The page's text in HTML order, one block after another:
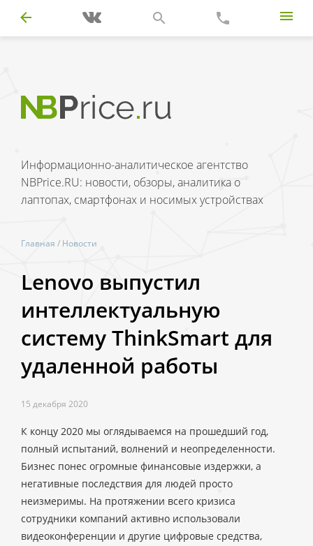
Информационно-аналитическое агентство
NBPrice.RU: новости, обзоры, аналитика о
лаптопах, смартфонах и носимых устройствах
Главная / Новости
Lenovo выпустил
интеллектуальную
систему ThinkSmart для
удаленной работы
15 декабря 2020
К концу 2020 мы оглядываемся на прошедший год,
полный испытаний, волнений и неопределенности.
Бизнес понес огромные финансовые издержки, а
негативные последствия для людей просто
неизмеримы. На протяжении всего кризиса
сотрудники компаний активно использовали
видеоконференции и другие цифровые средства,